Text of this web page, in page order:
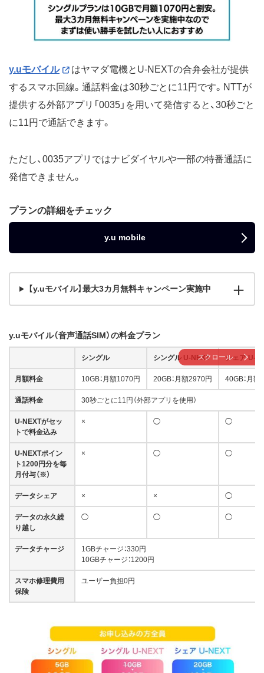
y.uモバイル
はヤマダ電機とU-NEXTの合弁会社が提供
するスマホ回線。通話料金は30秒ごとに11円です。NTTが
提供する外部アプリ「0035」を用いて発信すると、30秒ごと
に11円で通話できます。
ただし、0035アプリではナビダイヤルや一部の特番通話に
発信できません。
プランの詳細をチェック
y.u mobile
【y.uモバイル】最大3カ月無料キャンペーン実施中
y.uモバイル（音声通話SIM）の料金プラン
シングル シングル U-NEXT シェア U-
月額料金 10GB：月額1070円 20GB：月額2970円 40GB：月
通話料金 30秒ごとに11円（外部アプリを使用）
U-NEXTがセッ
トで料金込み
× ◯ ◯
U-NEXTポイン
ト1200円分を毎
月付与（※）
× ◯ ◯
データシェア × × ◯
データの永久繰
り越し
◯ ◯ ◯
データチャージ
1GBチャージ：330円
10GBチャージ：1200円
スマホ修理費⽤
保険
ユーザー負担0円
スクロール